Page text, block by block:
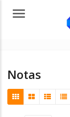
Menu
Notas